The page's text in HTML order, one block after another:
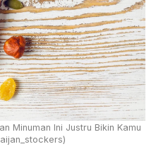
Minuman Ini Justru Bikin Kamu